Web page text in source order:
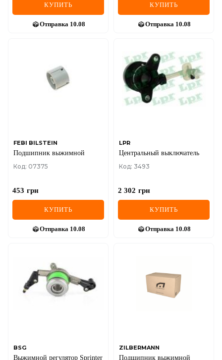
КУПИТЬ
Отправка 10.08
КУПИТЬ
Отправка 10.08
FEBI BILSTEIN
Подшипник выжимной
Код: 07375
453 грн
КУПИТЬ
Отправка 10.08
LPR
Центральный выключатель
Код: 3493
2 302 грн
КУПИТЬ
Отправка 10.08
BSG
Выжимной регулятор Sprinter
ZILBERMANN
Подшипник выжимной